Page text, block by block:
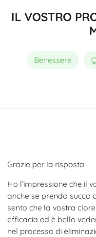
IL VOSTRO
Benessere
Grazie per la risposta
Ho l’impressione che il
anche se prendo succo
sento che la vostra
efficacia ed è bello
nel processo di